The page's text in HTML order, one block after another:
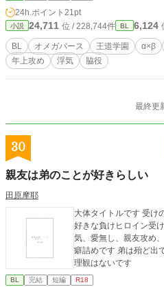
せだった思い出、そして再会。 ずっと忘
げ出すことができない…―― ＊＊＊＊＊ 「甘雨ふりをり」に登場する風紀委
員の凛太郎主人公の話です。単品でも読
読んでいただけると、なおお楽しみいただけるか
郎（すずおか・りんたろう） 城戸崎海智
（おさだ・りお）
24h.ポイント 21pt
小説 24,711 位 / 228,744件 BL 6,124
BL オメガバース 王道学園 α×β
年上攻め
浮気 脇役
最終更
30
親友は弟のことが好きらしい
田原摩耶
大体タイトルです 受け
好きな負けヒロイン受
気、愛無し、親友攻め
癖詰めです 弟は殆ど出
理観はないです
BL 完結 短編 R18